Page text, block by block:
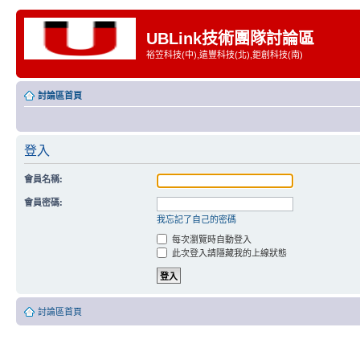
UBLink技術團隊討論區
裕笠科技(中),遠豐科技(北),鉅創科技(南)
討論區首頁
登入
會員名稱:
會員密碼:
我忘記了自己的密碼
每次瀏覽時自動登入
此次登入請隱藏我的上線狀態
討論區首頁